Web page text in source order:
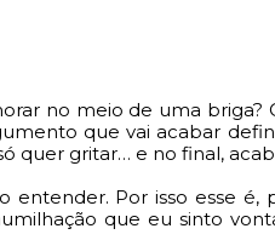
no meio de uma briga?
que vai acabar
quer gritar… e no final,
entender. Por isso esse é,
que eu sinto